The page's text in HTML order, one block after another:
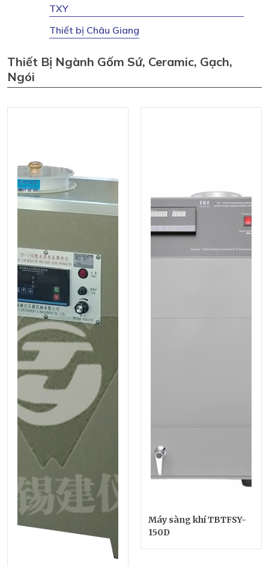
TXY
Thiết bị Châu Giang
Thiết Bị Ngành Gốm Sứ, Ceramic, Gạch,
Ngói
Máy sàng khí TBTFSY-
150D